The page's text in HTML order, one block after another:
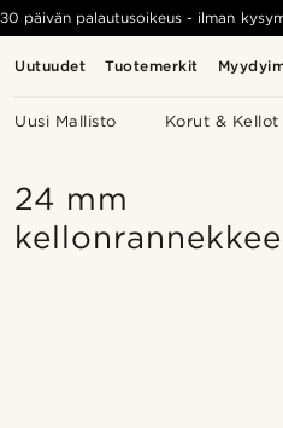
Uutuudet Tuotemerkit
Uusi Mallisto Korut & Kellot
30 päivän palautusoikeus - ilman
24 mm